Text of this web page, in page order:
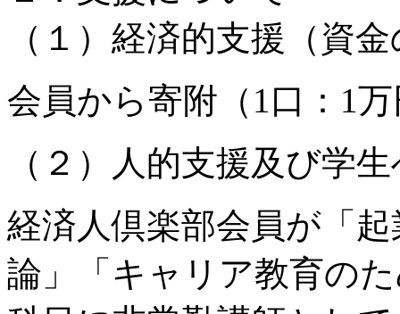
（１）経済的支援（資
会員から寄附（1口：1
（２）人的支援及び学
経済人倶楽部会員が「
論」「キャリア教育の